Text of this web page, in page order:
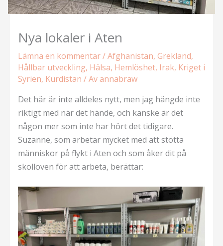
Nya lokaler i Aten
Lämna en kommentar/Afghanistan, Grekland,
Hållbar utveckling, Hälsa, Hemlöshet, Irak, Kriget i
Syrien, Kurdistan / Avannabraw
Det här är inte alldeles nytt, men jag hängde inte
riktigt med när det hände, och kanske är det
någon mer som inte har hört det tidigare.
Suzanne, som arbetar mycket med att stötta
människor på flykt i Aten och som åker dit på
skolloven för att arbeta, berättar: